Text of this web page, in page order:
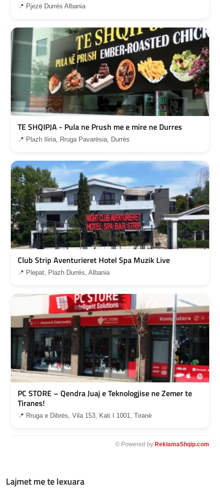
📍 Pjezë Durrës Albania
TE SHQIPJA - Pula ne Prush me e mire ne Durres
📍 Plazh Iliria, Rruga Pavarësia, Durrës
Club Strip Aventurieret Hotel Spa Muzik Live
📍 Plepat, Plazh Durrës, Albania
PC STORE – Qendra Juaj e Teknologjise ne Zemer te
Tiranes!
📍 Rruga e Dibrës, Vila 153, Kati I 1001, Tiranë
© Powered by ReklamaShqip.com
Lajmet me te lexuara